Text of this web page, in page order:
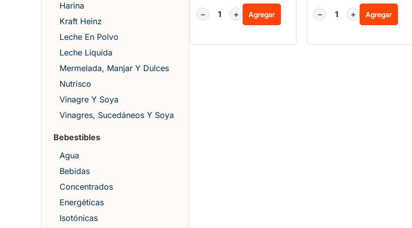
Harina
Kraft Heinz
Leche En Polvo
Leche Liquida
Mermelada, Manjar Y Dulces
Nutrisco
Vinagre Y Soya
Vinagres, Sucedáneos Y Soya
Bebestibles
Agua
Bebidas
Concentrados
Energéticas
Isotónicas
− + Agregar − + Agregar